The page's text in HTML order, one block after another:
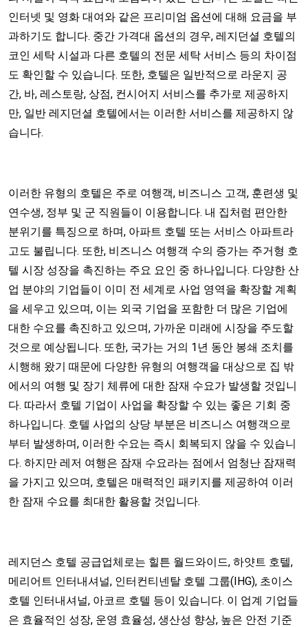
인터넷 및 영화 대여와 같은 프리미엄 옵션에 대해 요금을 부
과하기도 합니다. 중간 가격대 옵션의 경우, 레지던셜 호텔의
코인 세탁 시설과 다른 호텔의 전문 세탁 서비스 등의 차이점
도 확인할 수 있습니다. 또한, 호텔은 일반적으로 라운지 공
간, 바, 레스토랑, 상점, 컨시어지 서비스를 추가로 제공하지
만, 일반 레지던셜 호텔에서는 이러한 서비스를 제공하지 않
습니다.
이러한 유형의 호텔은 주로 여행객, 비즈니스 고객, 훈련생 및
연수생, 정부 및 군 직원들이 이용합니다. 내 집처럼 편안한
분위기를 특징으로 하며, 아파트 호텔 또는 서비스 아파트라
고도 불립니다. 또한, 비즈니스 여행객 수의 증가는 주거형 호
텔 시장 성장을 촉진하는 주요 요인 중 하나입니다. 다양한 산
업 분야의 기업들이 이미 전 세계로 사업 영역을 확장할 계획
을 세우고 있으며, 이는 외국 기업을 포함한 더 많은 기업에
대한 수요를 촉진하고 있으며, 가까운 미래에 시장을 주도할
것으로 예상됩니다. 또한, 국가는 거의 1년 동안 봉쇄 조치를
시행해 왔기 때문에 다양한 유형의 여행객을 대상으로 집 밖
에서의 여행 및 장기 체류에 대한 잠재 수요가 발생할 것입니
다. 따라서 호텔 기업이 사업을 확장할 수 있는 좋은 기회 중
하나입니다. 호텔 사업의 상당 부분은 비즈니스 여행객으로
부터 발생하며, 이러한 수요는 즉시 회복되지 않을 수 있습니
다. 하지만 레저 여행은 잠재 수요라는 점에서 엄청난 잠재력
을 가지고 있으며, 호텔은 매력적인 패키지를 제공하여 이러
한 잠재 수요를 최대한 활용할 것입니다.
레지던스 호텔 공급업체로는 힐튼 월드와이드, 하얏트 호텔,
메리어트 인터내셔널, 인터컨티넨탈 호텔 그룹(IHG), 초이스
호텔 인터내셔널, 아코르 호텔 등이 있습니다. 이 업계 기업들
은 효율적인 성장, 운영 효율성, 생산성 향상, 높은 안전 기준